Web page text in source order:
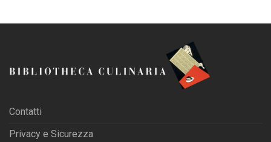
Contatti
Privacy e Sicurezza